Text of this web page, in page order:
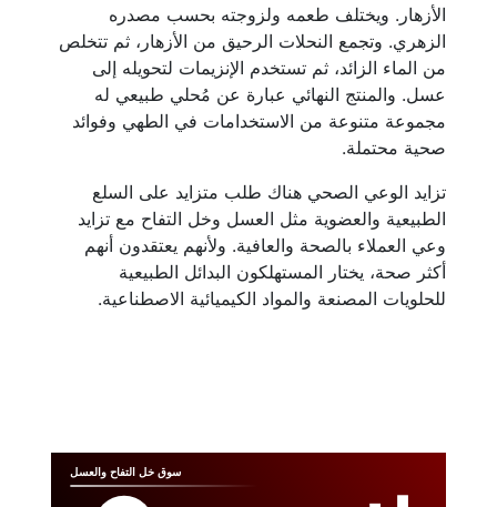
الأزهار. ويختلف طعمه ولزوجته بحسب مصدره
الزهري. وتجمع النحلات الرحيق من الأزهار، ثم تتخلص
من الماء الزائد، ثم تستخدم الإنزيمات لتحويله إلى
عسل. والمنتج النهائي عبارة عن مُحلي طبيعي له
مجموعة متنوعة من الاستخدامات في الطهي وفوائد
صحية محتملة.
تزايد الوعي الصحي هناك طلب متزايد على السلع
الطبيعية والعضوية مثل العسل وخل التفاح مع تزايد
وعي العملاء بالصحة والعافية. ولأنهم يعتقدون أنهم
أكثر صحة، يختار المستهلكون البدائل الطبيعية
للحلويات المصنعة والمواد الكيميائية الاصطناعية.
سوق خل التفاح والعسل